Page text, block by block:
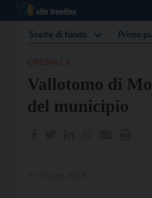
Scelte di fondo Primo
Vallotomo di
del municipio